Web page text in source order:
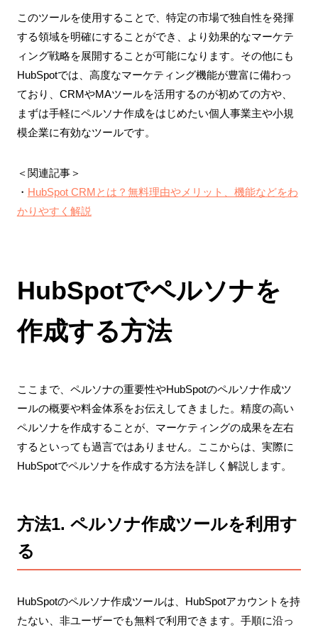
このツールを使用することで、特定の市場で独自性を発揮
する領域を明確にすることができ、より効果的なマーケテ
ィング戦略を展開することが可能になります。その他にも
HubSpotでは、高度なマーケティング機能が豊富に備わっ
ており、CRMやMAツールを活用するのが初めての方や、
まずは手軽にペルソナ作成をはじめたい個人事業主や小規
模企業に有効なツールです。
＜関連記事＞
・ HubSpot CRMとは？無料理由やメリット、機能などをわ
かりやすく解説
HubSpotでペルソナを
作成する方法
ここまで、ペルソナの重要性やHubSpotのペルソナ作成ツ
ールの概要や料金体系をお伝えしてきました。精度の高い
ペルソナを作成することが、マーケティングの成果を左右
するといっても過言ではありません。ここからは、実際に
HubSpotでペルソナを作成する方法を詳しく解説します。
方法1. ペルソナ作成ツールを利用す
る
HubSpotのペルソナ作成ツールは、HubSpotアカウントを持
たない、非ユーザーでも無料で利用できます。手順に沿っ